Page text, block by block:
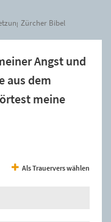
Zürcher Bibel
Angst und
aus dem
meine
Als Trauervers wählen